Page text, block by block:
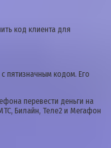
код клиента для
пятизначным кодом. Его
перевести деньги на
Билайн, Теле2 и Мегафон